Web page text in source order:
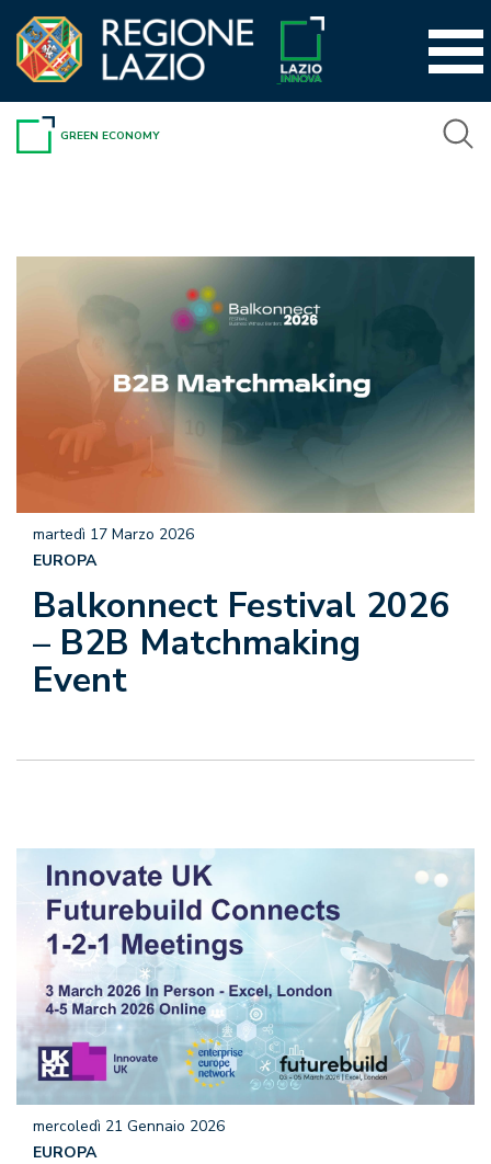
contenuto
GREEN ECONOMY
Balkonnect Festival 2026
– B2B Matchmaking
Event
martedì 17 Marzo 2026
EUROPA
mercoledì 21 Gennaio 2026
EUROPA